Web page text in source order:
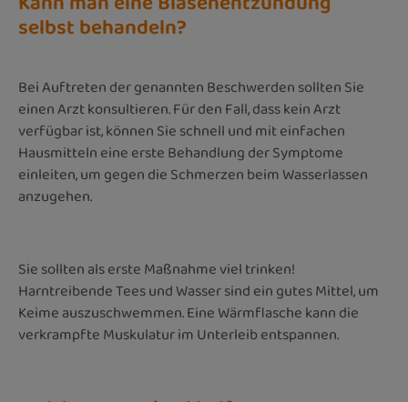
selbst behandeln?
Bei Auftreten der genannten Beschwerden sollten Sie
einen Arzt konsultieren. Für den Fall, dass kein Arzt
verfügbar ist, können Sie schnell und mit einfachen
Hausmitteln eine erste Behandlung der Symptome
einleiten, um gegen die Schmerzen beim Wasserlassen
anzugehen.
Sie sollten als erste Maßnahme viel trinken!
Harntreibende Tees und Wasser sind ein gutes Mittel, um
Keime auszuschwemmen. Eine Wärmflasche kann die
verkrampfte Muskulatur im Unterleib entspannen.